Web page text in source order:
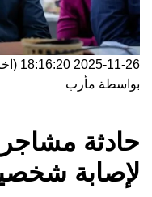
2025-11-26 18:16:20
بواسطة مأرب
حادثة
لإصابة